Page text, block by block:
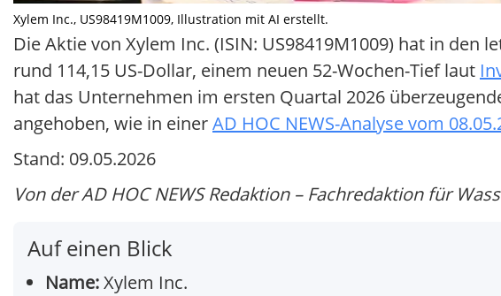
Xylem Inc., US98419M1009, Illustration mit AI erstellt.
Die Aktie von Xylem Inc. (ISIN: US98419M1009) hat in
rund 114,15 US-Dollar, einem neuen 52-Wochen-Tief laut
hat das Unternehmen im ersten Quartal 2026
angehoben, wie in einerAD HOC NEWS-Analyse vom
Stand: 09.05.2026
Von der AD HOC NEWS Redaktion – Fachredaktion für
Auf einen Blick
Name:Xylem Inc.